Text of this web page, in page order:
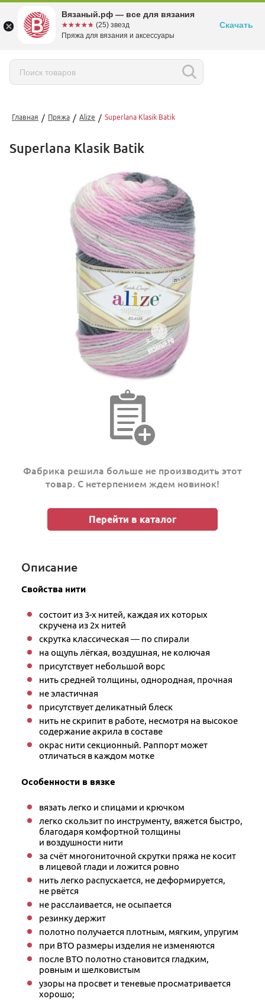
Главная / Пряжа / Alize / Superlana Klasik Batik
Superlana Klasik Batik
Фабрика решила больше не производить этот
товар. С нетерпением ждем новинок!
Перейти в каталог
Описание
Свойства нити
состоит из 3-х нитей, каждая их которых
скручена из 2х нитей
скрутка классическая — по спирали
на ощупь лёгкая, воздушная, не колючая
присутствует небольшой ворс
нить средней толщины, однородная, прочная
не эластичная
присутствует деликатный блеск
нить не скрипит в работе, несмотря на высокое
содержание акрила в составе
окрас нити секционный. Раппорт может
отличаться в каждом мотке
Особенности в вязке
вязать легко и спицами и крючком
легко скользит по инструменту, вяжется быстро,
благодаря комфортной толщины
и воздушности нити
за счёт многониточной скрутки пряжа не косит
в лицевой глади и ложится ровно
нить легко распускается, не деформируется,
не рвётся
не расслаивается, не осыпается
резинку держит
полотно получается плотным, мягким, упругим
при ВТО размеры изделия не изменяются
после ВТО полотно становится гладким,
ровным и шелковистым
узоры на просвет и теневые просматривается
хорошо;
Вязаный.рф — все для вязания
☆☆☆☆☆
★★★★★ (25) звезд
Пряжа для вязания и аксессуары
Скачать